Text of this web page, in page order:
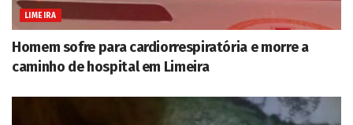
LIMEIRA
Homem sofre para cardiorrespiratória e morre a
caminho de hospital em Limeira